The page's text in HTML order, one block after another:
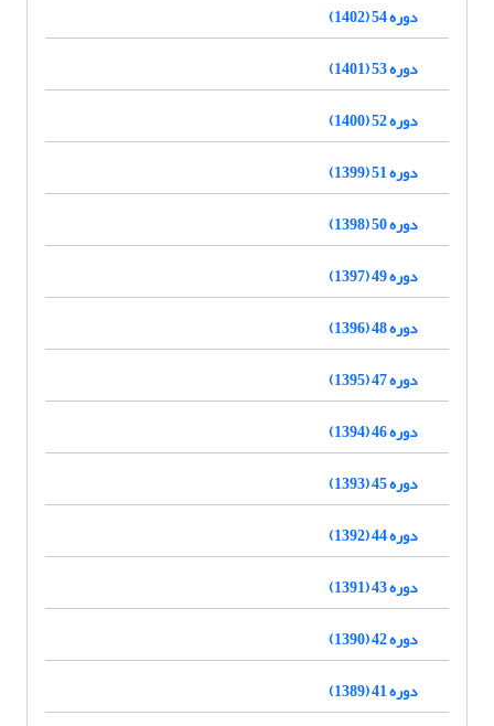
دوره 54 (1402)
دوره 53 (1401)
دوره 52 (1400)
دوره 51 (1399)
دوره 50 (1398)
دوره 49 (1397)
دوره 48 (1396)
دوره 47 (1395)
دوره 46 (1394)
دوره 45 (1393)
دوره 44 (1392)
دوره 43 (1391)
دوره 42 (1390)
دوره 41 (1389)